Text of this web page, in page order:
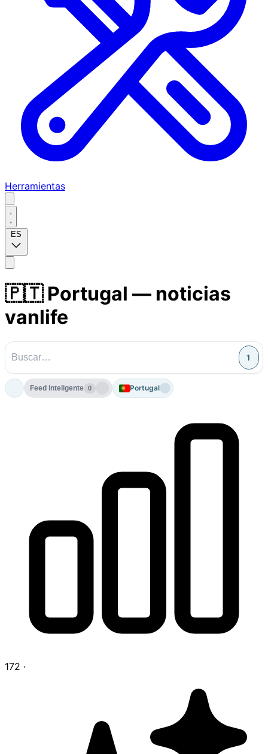
Herramientas
ES
🇵🇹 Portugal — noticias
vanlife
1
Feed inteligente 0 Portugal
172 ·